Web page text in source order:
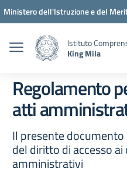
Vai ai contenuti
Vai al menu di navigazione
Vai al footer
Ministero dell'Istruzione e del
Istituto
King Mila
Regolamento
atti
Il presente documento
del diritto di accesso
amministrativi